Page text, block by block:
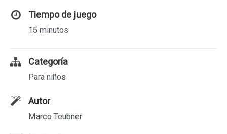
Tiempo de juego
15 minutos
Categoría
Para niños
Autor
Marco Teubner